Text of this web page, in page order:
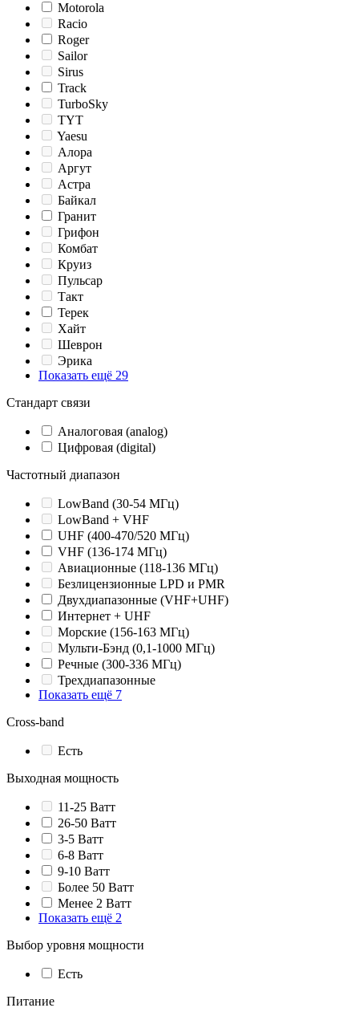
Motorola
Racio
Roger
Sailor
Sirus
Track
TurboSky
TYT
Yaesu
Алора
Аргут
Астра
Байкал
Гранит
Грифон
Комбат
Круиз
Пульсар
Такт
Терек
Хайт
Шеврон
Эрика
Показать ещё 29
Стандарт связи
Аналоговая (analog)
Цифровая (digital)
Частотный диапазон
LowBand (30-54 МГц)
LowBand + VHF
UHF (400-470/520 МГц)
VHF (136-174 МГц)
Авиационные (118-136 МГц)
Безлицензионные LPD и PMR
Двухдиапазонные (VHF+UHF)
Интернет + UHF
Морские (156-163 МГц)
Мульти-Бэнд (0,1-1000 МГц)
Речные (300-336 МГц)
Трехдиапазонные
Показать ещё 7
Cross-band
Есть
Выходная мощность
11-25 Ватт
26-50 Ватт
3-5 Ватт
6-8 Ватт
9-10 Ватт
Более 50 Ватт
Менее 2 Ватт
Показать ещё 2
Выбор уровня мощности
Есть
Питание